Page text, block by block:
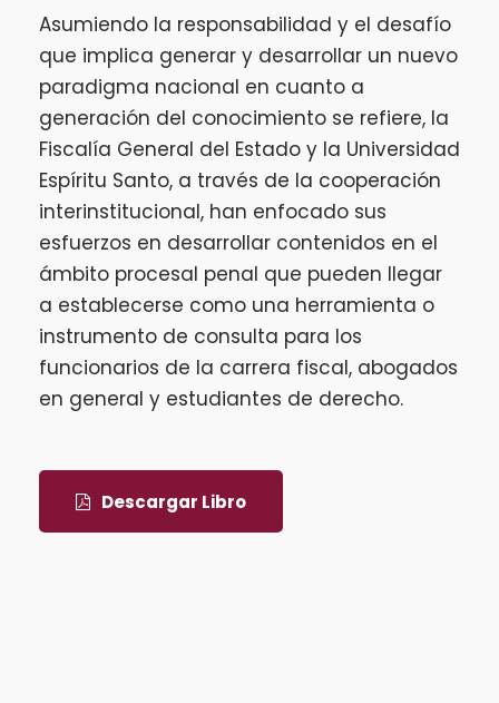
Asumiendo la responsabilidad y el desafío
que implica generar y desarrollar un nuevo
paradigma nacional en cuanto a
generación del conocimiento se refiere, la
Fiscalía General del Estado y la Universidad
Espíritu Santo, a través de la cooperación
interinstitucional, han enfocado sus
esfuerzos en desarrollar contenidos en el
ámbito procesal penal que pueden llegar
a establecerse como una herramienta o
instrumento de consulta para los
funcionarios de la carrera fiscal, abogados
en general y estudiantes de derecho.
Descargar Libro